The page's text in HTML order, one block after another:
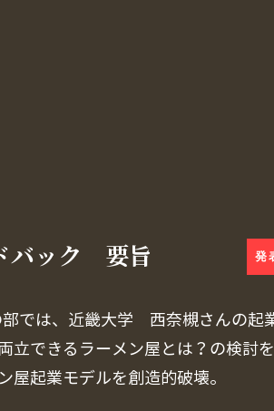
バック 要旨 発
では、近畿大学 西奈槻さんの起
できるラーメン屋とは？の検討を
屋起業モデルを創造的破壊。